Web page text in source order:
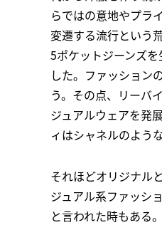
らではの意地やプラ
変遷する流行という
5ポケットジーンズ
した。ファッション
う。その点、リーバ
ジュアルウェアを発
ィはシャネルのよう
それほどオリジナル
ジュアル系ファッシ
と言われた時もある